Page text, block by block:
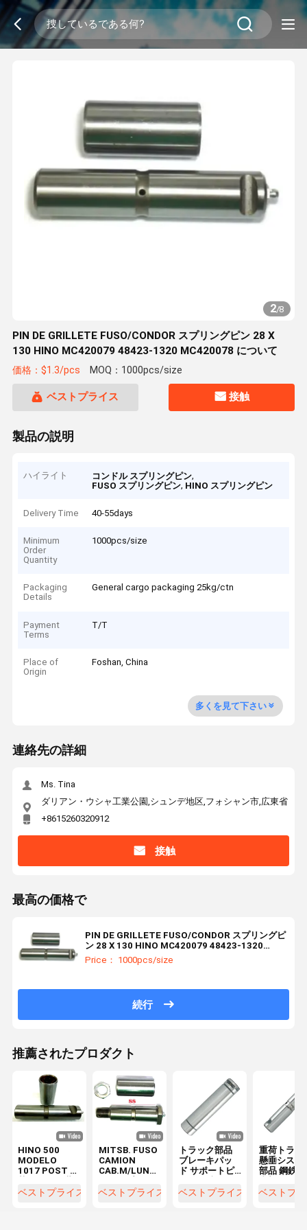
2/8
PIN DE GRILLETE FUSO/CONDOR スプリングピン 28 X
130 HINO MC420079 48423-1320 MC420078 について
価格：$1.3/pcs MOQ：1000pcs/size
ベストプライス 接触
製品の説明
ハイライト コンドル スプリングピン,
FUSO スプリングピン, HINO スプリングピン
Delivery Time 40-55days
Minimum
Order
Quantity
1000pcs/size
Packaging
Details
General cargo packaging 25kg/ctn
Payment
Terms
T/T
Place of
Origin
Foshan, China
多くを見て下さい
連絡先の詳細
Ms. Tina
ダリアン・ウシャ工業公園,シュンデ地区,フォシャン市,広東省
+8615260320912
接触
最高の価格で
PIN DE GRILLETE FUSO/CONDOR スプリングピ
ン 28 X 130 HINO MC420079 48423-1320
MC420078 について
Price： 1000pcs/size
続行
推薦されたプロダクト
HINO 500
MODELO
1017 POST 重
のスプリング
ベストプライス
MITSB. FUSO
CAMION
CAB.M/LUNA
グピン
ベストプライス
トラック部品
ブレーキパッ
ド サポートピ
ンスミッショ
ベストプライス
重荷トラッ
懸垂システ
部品 鋼鉄
リングピン
ベストプ